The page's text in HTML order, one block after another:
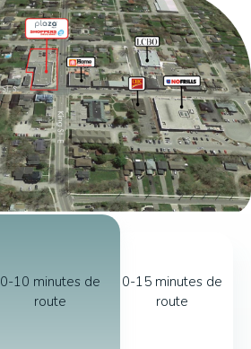
0-10 minutes de
route
0-15 minutes de
route